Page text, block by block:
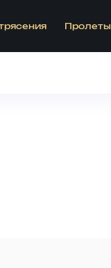
Пролеты